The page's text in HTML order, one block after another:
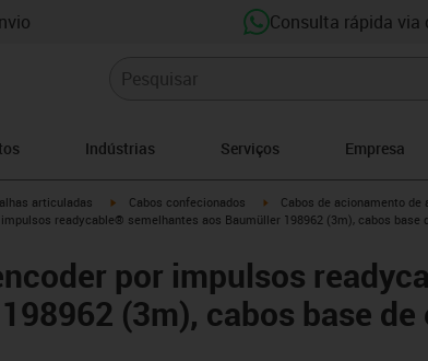
Consulta rápida via
Indústrias Serviços Empresa
right articuladas igus-icon-arrow-right
Cabos confecionados igus-icon-arrow-right
Cabos de acionamento
readycable® semelhantes aos Baumüller 198962 (3m), cabos base
por impulsos
(3m), cabos base